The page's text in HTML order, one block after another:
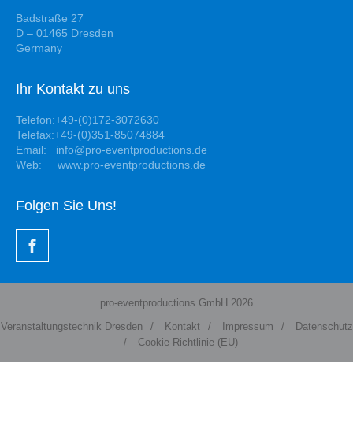
Badstraße 27
D – 01465 Dresden
Germany
Ihr Kontakt zu uns
Telefon:+49-(0)172-3072630
Telefax:+49-(0)351-85074884
Email: info@pro-eventproductions.de
Web: www.pro-eventproductions.de
Folgen Sie Uns!
pro-eventproductions GmbH 2026
Veranstaltungstechnik Dresden
/ Kontakt / Impressum /
Datenschutz
/
Cookie-Richtlinie (EU)